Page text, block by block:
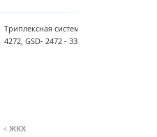
Триплексная система умягчения воды
4272, GSD- 2472 - 33м3\час
< ЖКХ